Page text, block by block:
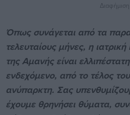
Διαφήμιση
Όπως συνάγεται από τα
τελευταίους μήνες, η
της Αμανής είναι
ενδεχόμενο, από το τέλος
ανύπαρκτη. Σας
έχουμε θρηνήσει θύματα,